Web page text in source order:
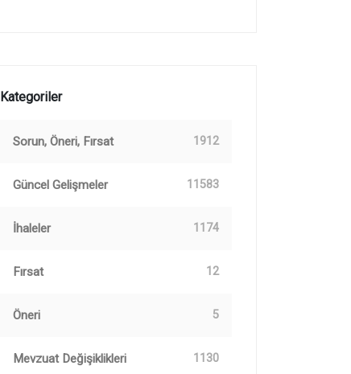
Kategoriler
Sorun, Öneri, Fırsat 1912
Güncel Gelişmeler 11583
İhaleler 1174
Fırsat 12
Öneri 5
Mevzuat Değişiklikleri 1130